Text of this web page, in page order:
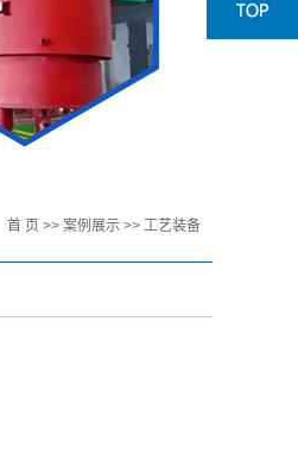
首 页 >> 案例展示 >> 工艺装备